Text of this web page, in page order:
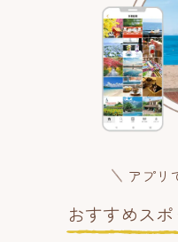
アプリ
おすすめス